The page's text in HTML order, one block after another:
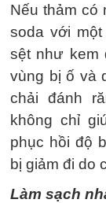
Nếu thảm có
soda với
sệt như kem
vùng bị ố và
chải đánh
không chỉ
phục hồi độ
bị giảm đi do
Làm sạch